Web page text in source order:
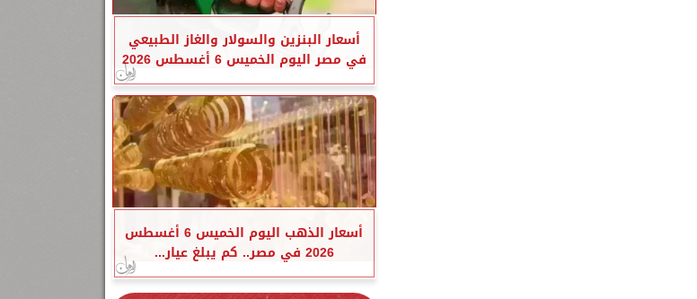
أسعار البنزين والسولار والغاز الطبيعي
في مصر اليوم الخميس 6 أغسطس 2026
أسعار الذهب اليوم الخميس 6 أغسطس
2026 في مصر.. كم يبلغ عيار...